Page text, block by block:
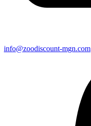
info@zoodiscount-mgn.com